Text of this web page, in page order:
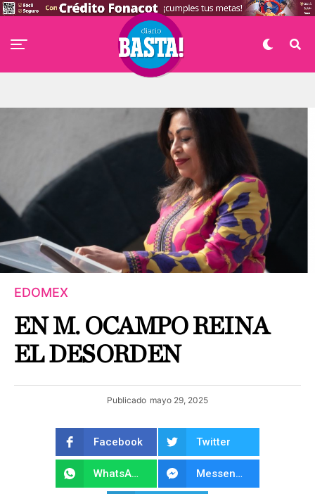
EDOMEX
EN M. OCAMPO REINA
EL DESORDEN
Publicado mayo 29, 2025
Facebook Twitter
WhatsApp Messenger